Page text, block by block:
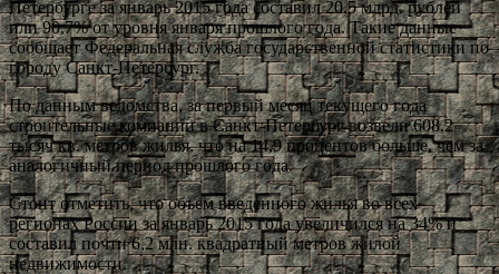
Петербурге за январь 2015 года составил 20,5 млрд. рублей
или 90,7% от уровня января прошлого года. Такие данные
сообщает Федеральная служба государственной статистики по
городу Санкт-Петербург.
По данным ведомства, за первый месяц текущего года
строительные компании в Санкт-Петербург возвели 608,2
тысяч кв. метров жилья, что на 14,9 процентов больше, чем за
аналогичный период прошлого года.
Стоит отметить, что объем введенного жилья во всех
регионах России за январь 2015 года увеличился на 34% и
составил почти 6,2 млн. квадратный метров жилой
недвижимости.